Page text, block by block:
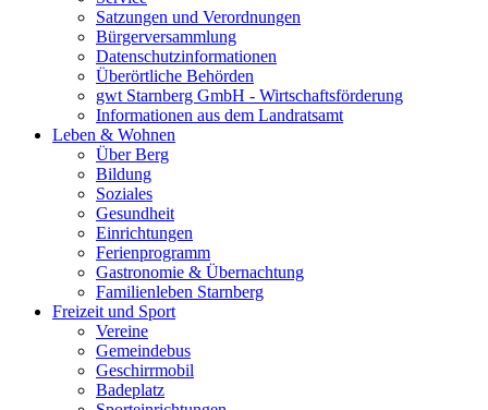
Satzungen und Verordnungen
Bürgerversammlung
Datenschutzinformationen
Überörtliche Behörden
gwt Starnberg GmbH - Wirtschaftsförderung
Informationen aus dem Landratsamt
Leben & Wohnen
Über Berg
Bildung
Soziales
Gesundheit
Einrichtungen
Ferienprogramm
Gastronomie & Übernachtung
Familienleben Starnberg
Freizeit und Sport
Vereine
Gemeindebus
Geschirrmobil
Badeplatz